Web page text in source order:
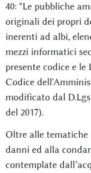
40: "Le pubbliche
originali dei propri
inerenti ad albi,
mezzi informatici
presente codice e le
Codice
modificato dal
del 2017).
Oltre alle
danni ed alla
contemplate